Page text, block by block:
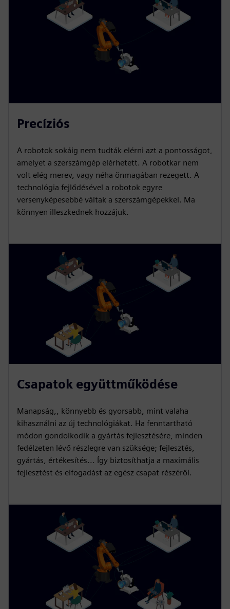
Precíziós
A robotok sokáig nem tudták elérni azt a pontosságot,
amelyet a szerszámgép elérhetett. A robotkar nem
volt elég merev, vagy néha önmagában rezegett. A
technológia fejlődésével a robotok egyre
versenyképesebbé váltak a szerszámgépekkel. Ma
könnyen illeszkednek hozzájuk.
Csapatok együttműködése
Manapság,, könnyebb és gyorsabb, mint valaha
kihasználni az új technológiákat. Ha fenntartható
módon gondolkodik a gyártás fejlesztésére, minden
fedélzeten lévő részlegre van szüksége; fejlesztés,
gyártás, értékesítés... Így biztosíthatja a maximális
fejlesztést és elfogadást az egész csapat részéről.